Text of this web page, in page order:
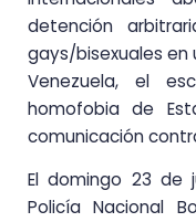
detención
gays/bisexuales
Venezuela, el
homofobia de
comunicación
El domingo 23 de
Policía Nacional